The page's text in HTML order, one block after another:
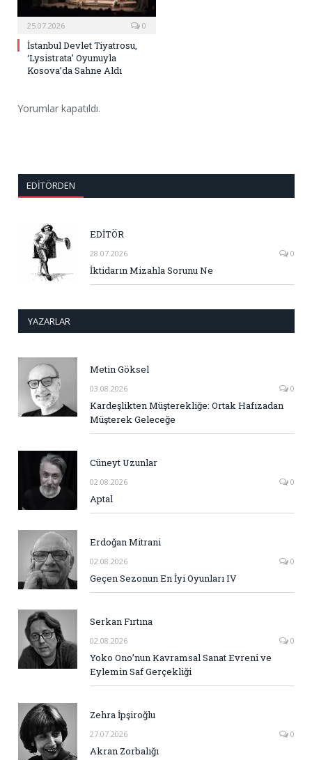
25.07.2026 0
İstanbul Devlet Tiyatrosu,
‘Lysistrata’ Oyunuyla
Kosova’da Sahne Aldı
Yorumlar kapatıldı.
EDITÖRDEN
EDİTÖR
28.07.2026 0
İktidarın Mizahla Sorunu Ne
YAZARLAR
Metin Göksel
03.08.2026 0
Kardeşlikten Müşterekliğe: Ortak Hafızadan
Müşterek Geleceğe
Cüneyt Uzunlar
02.08.2026 0
Aptal
Erdoğan Mitrani
02.08.2026 0
Geçen Sezonun En İyi Oyunları IV
Serkan Fırtına
02.08.2026 0
Yoko Ono’nun Kavramsal Sanat Evreni ve
Eylemin Saf Gerçekliği
Zehra İpşiroğlu
27.07.2026 0
Akran Zorbalığı